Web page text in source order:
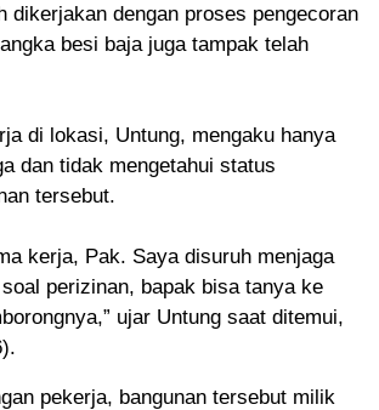
dikerjakan dengan proses pengecoran
besi baja juga tampak telah
di lokasi, Untung, mengaku hanya
dan tidak mengetahui status
tersebut.
kerja, Pak. Saya disuruh menjaga
perizinan, bapak bisa tanya ke
ujar Untung saat ditemui,
pekerja, bangunan tersebut milik